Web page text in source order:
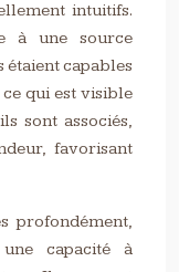
intuitifs.
à une source
étaient capables
qui est visible
sont associés,
favorisant
profondément,
capacité à